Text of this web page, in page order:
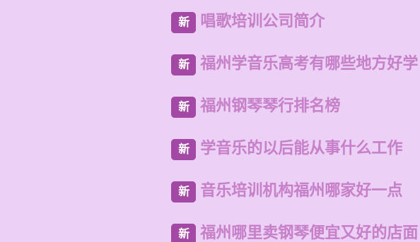
新 唱歌培训公司简介
新 福州学音乐高考有哪些地方好学
新 福州钢琴琴行排名榜
新 学音乐的以后能从事什么工作
新 音乐培训机构福州哪家好一点
新 福州哪里卖钢琴便宜又好的店面